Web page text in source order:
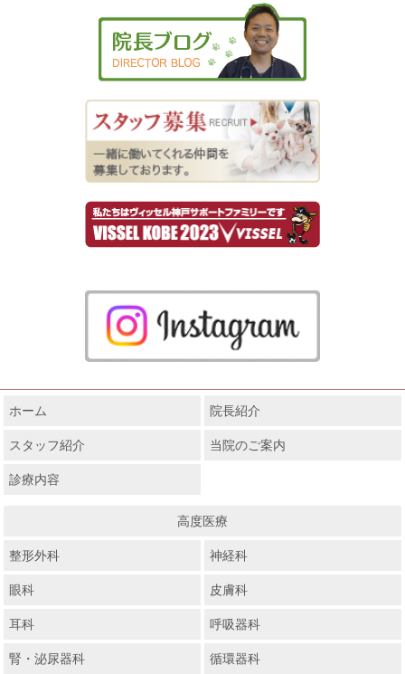
ホーム 院長紹介
スタッフ紹介 当院のご案内
診療内容
高度医療
整形外科 神経科
眼科 皮膚科
耳科 呼吸器科
腎・泌尿器科 循環器科